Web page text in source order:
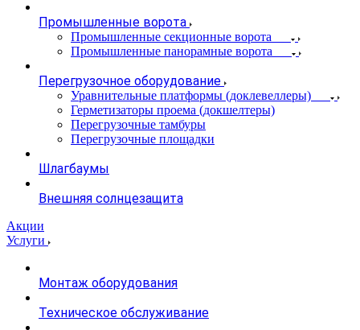
Промышленные ворота
Промышленные секционные ворота
Промышленные панорамные ворота
Перегрузочное оборудование
Уравнительные платформы (доклевеллеры)
Герметизаторы проема (докшелтеры)
Перегрузочные тамбуры
Перегрузочные площадки
Шлагбаумы
Внешняя солнцезащита
Акции
Услуги
Монтаж оборудования
Техническое обслуживание